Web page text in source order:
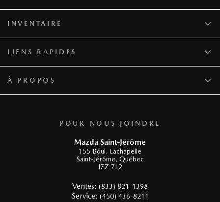
POUR NOUS JOINDRE
Mazda Saint-Jérôme
155 Boul. Lachapelle
Saint-Jérôme, Québec
J7Z 7L2
Ventes: (833) 821-1398
Service: (450) 436-8211
INVENTAIRE
LIENS RAPIDES
À PROPOS